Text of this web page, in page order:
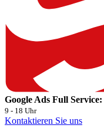
Google Ads Full Service:
9 - 18 Uhr
Kontaktieren Sie uns